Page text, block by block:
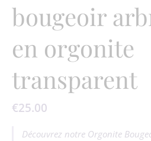
bougeoir
en orgonite
transparent
€25.00
Découvrez notre Orgonite